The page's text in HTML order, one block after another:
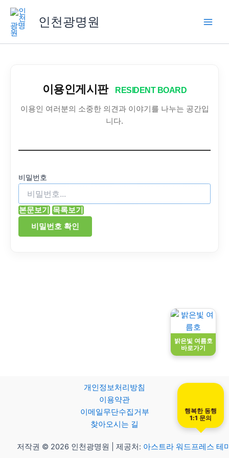
밝은빛 여름호
바로가기
로
인천광명원
이용인게시판 RESIDENT BOARD
이용인 여러분의 소중한 의견과 이야기를 나누는 공간입
니다.
비밀번호
본문보기 목록보기
비밀번호 확인
개인정보처리방침
이용약관
이메일무단수집거부
찾아오시는 길
저작권 © 2026 인천광명원 | 제공처: 아스트라 워드프레스 테
행복한 동행
1:1 문의